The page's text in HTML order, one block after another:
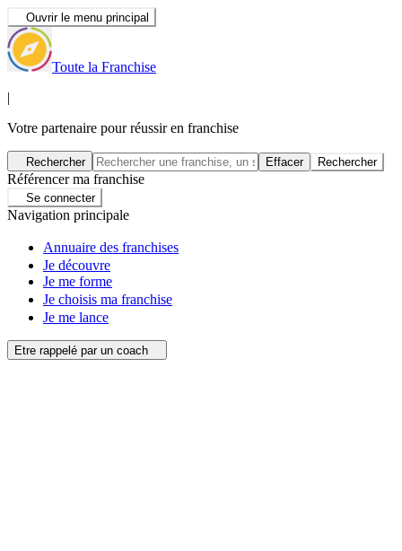
Ouvrir le menu principal
Toute la Franchise
|
Votre partenaire pour réussir en franchise
Rechercher Effacer Rechercher
Référencer ma franchise
Se connecter
Navigation principale
Annuaire des franchises
Je découvre
Je me forme
Je choisis ma franchise
Je me lance
Etre rappelé par un coach